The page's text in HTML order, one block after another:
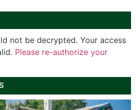
not be decrypted. Your access
Please re-authorize your